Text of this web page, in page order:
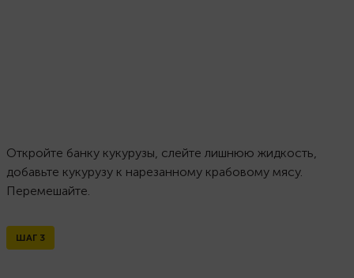
Откройте банку кукурузы, слейте лишнюю жидкость,
добавьте кукурузу к нарезанному крабовому мясу.
Перемешайте.
ШАГ 3